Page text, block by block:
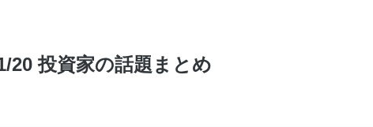
20 投資家の話題まとめ